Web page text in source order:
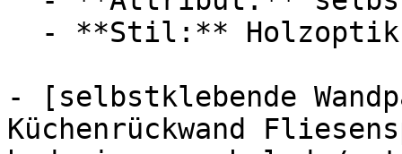
- [selbst­kle­bende
Küchenrückwand